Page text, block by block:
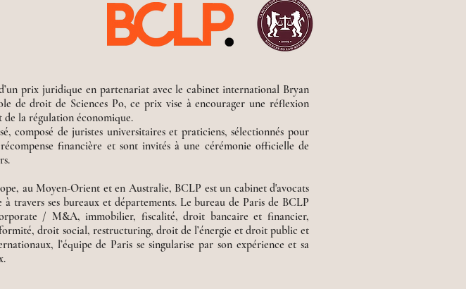
prix juridique en partenariat avec le cabinet international Bryan
de droit de Sciences Po, ce prix vise à encourager une réflexion
la régulation économique.
composé de juristes universitaires et praticiens, sélectionnés pour
financière et sont invités à une cérémonie officielle de
au Moyen-Orient et en Australie, BCLP est un cabinet d'avocats
ses bureaux et départements. Le bureau de Paris de BCLP
/ M&A, immobilier, fiscalité, droit bancaire et financier,
droit social, restructuring, droit de l’énergie et droit public et
l’équipe de Paris se singularise par son expérience et sa